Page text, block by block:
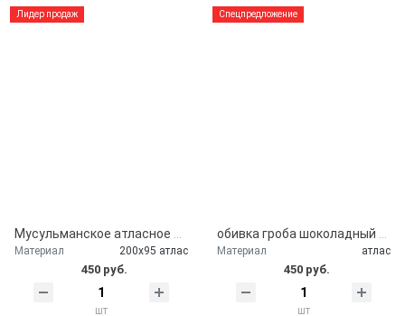
Лидер продаж
Мусульманское атласное покрывало Кул шариф
Материал 200х95 атлас
450 руб.
шт
Спецпредложение
обивка гроба шоколадный атлас
Материал атлас
450 руб.
шт